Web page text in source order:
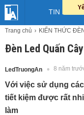
TIN LED
Trang chủ KIẾN THỨC
Đèn Led Quấn
LedTruongAn 8 năm
Với việc sử dụng
tiết kiệm được rất
làm